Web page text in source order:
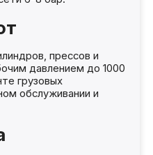
прессов и
давлением до 1000
грузовых
обслуживании и